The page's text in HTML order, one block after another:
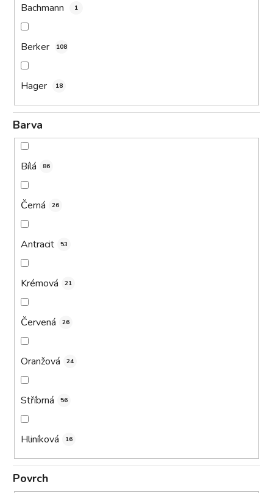
Bachmann 1
Berker 108
Hager 18
Barva
Bílá 86
Černá 26
Antracit 53
Krémová 21
Červená 26
Oranžová 24
Stříbrná 56
Hliníková 16
Povrch